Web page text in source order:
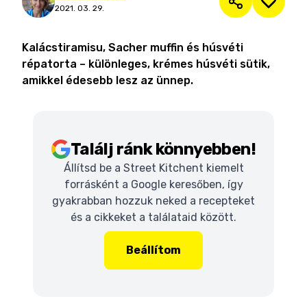
2021. 03. 29.
Kalácstiramisu, Sacher muffin és húsvéti
répatorta – különleges, krémes húsvéti sütik,
amikkel édesebb lesz az ünnep.
Találj ránk könnyebben!
Állítsd be a Street Kitchent kiemelt
forrásként a Google keresőben, így
gyakrabban hozzuk neked a recepteket
és a cikkeket a találataid között.
Beállítom